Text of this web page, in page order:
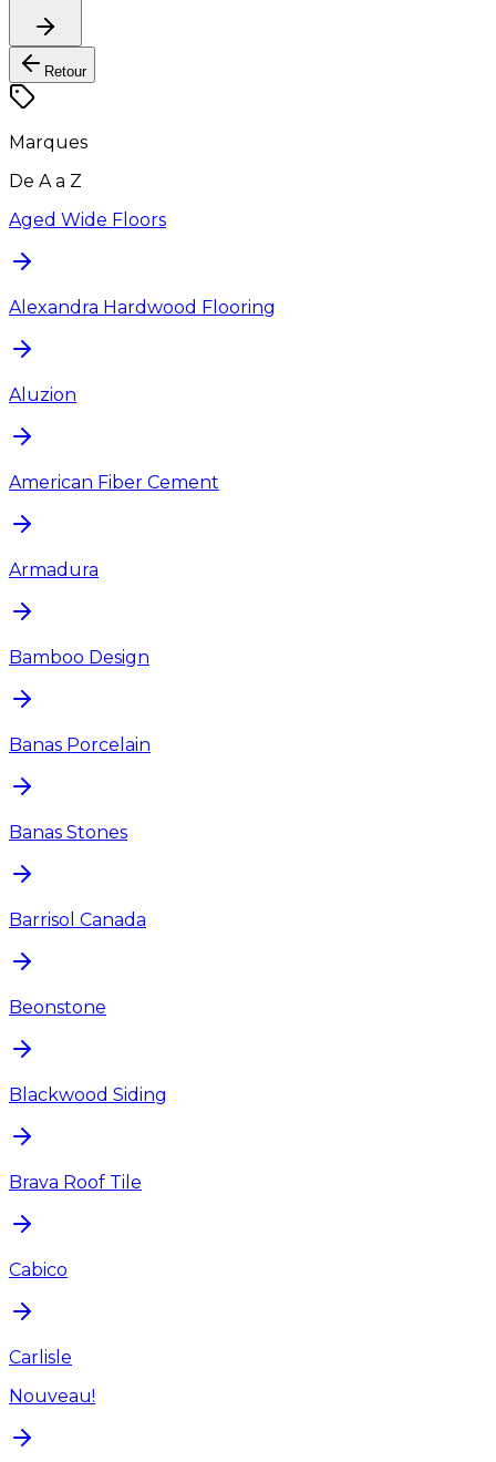
Retour
Marques
De A a Z
Aged Wide Floors
Alexandra Hardwood Flooring
Aluzion
American Fiber Cement
Armadura
Bamboo Design
Banas Porcelain
Banas Stones
Barrisol Canada
Beonstone
Blackwood Siding
Brava Roof Tile
Cabico
Carlisle
Nouveau!